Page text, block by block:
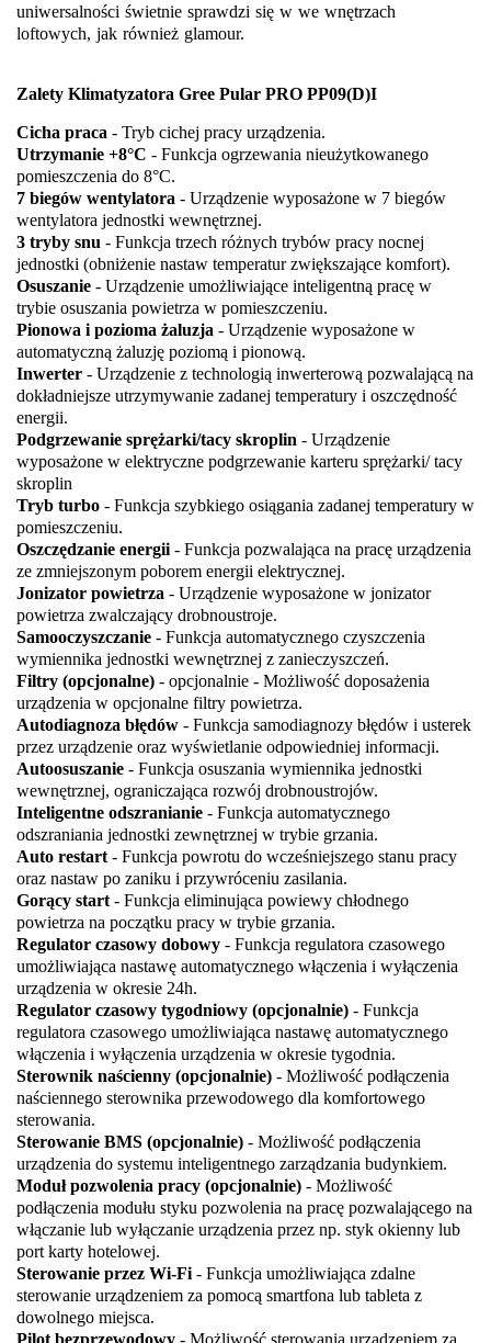
uniwersalności świetnie sprawdzi się w we wnętrzach
loftowych, jak również glamour.
Zalety Klimatyzatora Gree Pular PRO PP09(D)I
Cicha praca - Tryb cichej pracy urządzenia.
Utrzymanie +8°C - Funkcja ogrzewania nieużytkowanego
pomieszczenia do 8°C.
7 biegów wentylatora - Urządzenie wyposażone w 7 biegów
wentylatora jednostki wewnętrznej.
3 tryby snu - Funkcja trzech różnych trybów pracy nocnej
jednostki (obniżenie nastaw temperatur zwiększające komfort).
Osuszanie - Urządzenie umożliwiające inteligentną pracę w
trybie osuszania powietrza w pomieszczeniu.
Pionowa i pozioma żaluzja - Urządzenie wyposażone w
automatyczną żaluzję poziomą i pionową.
Inwerter - Urządzenie z technologią inwerterową pozwalającą na
dokładniejsze utrzymywanie zadanej temperatury i oszczędność
energii.
Podgrzewanie sprężarki/tacy skroplin - Urządzenie
wyposażone w elektryczne podgrzewanie karteru sprężarki/ tacy
skroplin
Tryb turbo - Funkcja szybkiego osiągania zadanej temperatury w
pomieszczeniu.
Oszczędzanie energii - Funkcja pozwalająca na pracę urządzenia
ze zmniejszonym poborem energii elektrycznej.
Jonizator powietrza - Urządzenie wyposażone w jonizator
powietrza zwalczający drobnoustroje.
Samooczyszczanie - Funkcja automatycznego czyszczenia
wymiennika jednostki wewnętrznej z zanieczyszczeń.
Filtry (opcjonalne) - opcjonalnie - Możliwość doposażenia
urządzenia w opcjonalne filtry powietrza.
Autodiagnoza błędów - Funkcja samodiagnozy błędów i usterek
przez urządzenie oraz wyświetlanie odpowiedniej informacji.
Autoosuszanie - Funkcja osuszania wymiennika jednostki
wewnętrznej, ograniczająca rozwój drobnoustrojów.
Inteligentne odszranianie - Funkcja automatycznego
odszraniania jednostki zewnętrznej w trybie grzania.
Auto restart - Funkcja powrotu do wcześniejszego stanu pracy
oraz nastaw po zaniku i przywróceniu zasilania.
Gorący start - Funkcja eliminująca powiewy chłodnego
powietrza na początku pracy w trybie grzania.
Regulator czasowy dobowy - Funkcja regulatora czasowego
umożliwiająca nastawę automatycznego włączenia i wyłączenia
urządzenia w okresie 24h.
Regulator czasowy tygodniowy (opcjonalnie) - Funkcja
regulatora czasowego umożliwiająca nastawę automatycznego
włączenia i wyłączenia urządzenia w okresie tygodnia.
Sterownik naścienny (opcjonalnie) - Możliwość podłączenia
naściennego sterownika przewodowego dla komfortowego
sterowania.
Sterowanie BMS (opcjonalnie) - Możliwość podłączenia
urządzenia do systemu inteligentnego zarządzania budynkiem.
Moduł pozwolenia pracy (opcjonalnie) - Możliwość
podłączenia modułu styku pozwolenia na pracę pozwalającego na
włączanie lub wyłączanie urządzenia przez np. styk okienny lub
port karty hotelowej.
Sterowanie przez Wi-Fi - Funkcja umożliwiająca zdalne
sterowanie urządzeniem za pomocą smartfona lub tableta z
dowolnego miejsca.
Pilot bezprzewodowy - Możliwość sterowania urządzeniem za